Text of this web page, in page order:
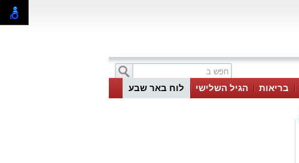
בריאות הגיל השלישי
לוח באר שבע